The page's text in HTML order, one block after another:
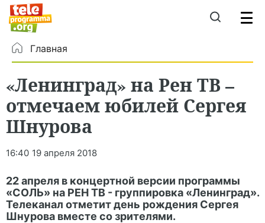
Главная
«Ленинград» на Рен ТВ –
отмечаем юбилей Сергея
Шнурова
16:40 19 апреля 2018
22 апреля в концертной версии программы
«СОЛЬ» на РЕН ТВ - группировка «Ленинград».
Телеканал отметит день рождения Сергея
Шнурова вместе со зрителями.